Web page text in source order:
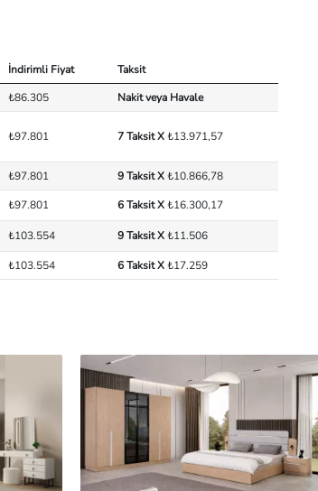
İndirimli Fiyat
Taksit
₺86.305 Nakit veya Havale
₺97.801 7 Taksit X₺13.971,57
₺97.801 9 Taksit X₺10.866,78
₺97.801 6 Taksit X₺16.300,17
₺103.554 9 Taksit X₺11.506
₺103.554 6 Taksit X₺17.259